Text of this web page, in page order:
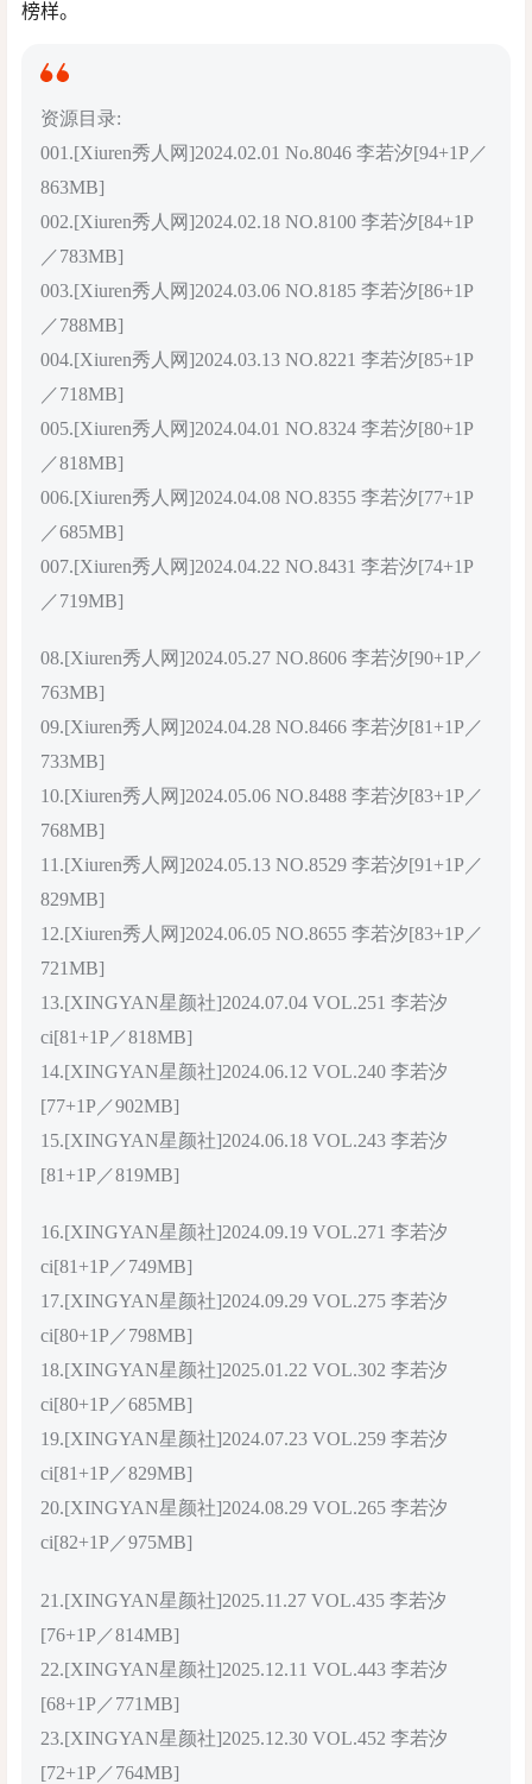
榜样。
资源目录:
001.[Xiuren秀人网]2024.02.01 No.8046 李若汐[94+1P／
863MB]
002.[Xiuren秀人网]2024.02.18 NO.8100 李若汐[84+1P
／783MB]
003.[Xiuren秀人网]2024.03.06 NO.8185 李若汐[86+1P
／788MB]
004.[Xiuren秀人网]2024.03.13 NO.8221 李若汐[85+1P
／718MB]
005.[Xiuren秀人网]2024.04.01 NO.8324 李若汐[80+1P
／818MB]
006.[Xiuren秀人网]2024.04.08 NO.8355 李若汐[77+1P
／685MB]
007.[Xiuren秀人网]2024.04.22 NO.8431 李若汐[74+1P
／719MB]
08.[Xiuren秀人网]2024.05.27 NO.8606 李若汐[90+1P／
763MB]
09.[Xiuren秀人网]2024.04.28 NO.8466 李若汐[81+1P／
733MB]
10.[Xiuren秀人网]2024.05.06 NO.8488 李若汐[83+1P／
768MB]
11.[Xiuren秀人网]2024.05.13 NO.8529 李若汐[91+1P／
829MB]
12.[Xiuren秀人网]2024.06.05 NO.8655 李若汐[83+1P／
721MB]
13.[XINGYAN星颜社]2024.07.04 VOL.251 李若汐
ci[81+1P／818MB]
14.[XINGYAN星颜社]2024.06.12 VOL.240 李若汐
[77+1P／902MB]
15.[XINGYAN星颜社]2024.06.18 VOL.243 李若汐
[81+1P／819MB]
16.[XINGYAN星颜社]2024.09.19 VOL.271 李若汐
ci[81+1P／749MB]
17.[XINGYAN星颜社]2024.09.29 VOL.275 李若汐
ci[80+1P／798MB]
18.[XINGYAN星颜社]2025.01.22 VOL.302 李若汐
ci[80+1P／685MB]
19.[XINGYAN星颜社]2024.07.23 VOL.259 李若汐
ci[81+1P／829MB]
20.[XINGYAN星颜社]2024.08.29 VOL.265 李若汐
ci[82+1P／975MB]
21.[XINGYAN星颜社]2025.11.27 VOL.435 李若汐
[76+1P／814MB]
22.[XINGYAN星颜社]2025.12.11 VOL.443 李若汐
[68+1P／771MB]
23.[XINGYAN星颜社]2025.12.30 VOL.452 李若汐
[72+1P／764MB]